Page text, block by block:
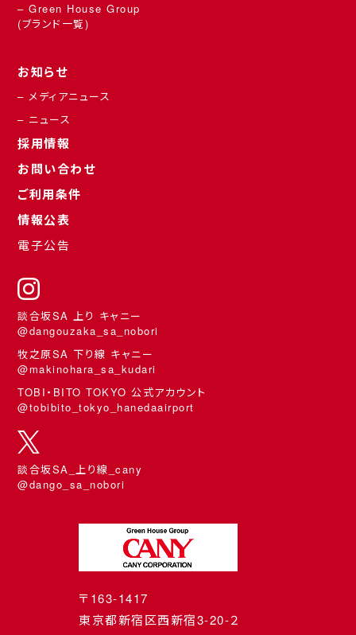
〒163-1417
東京都新宿区西新宿3-20-２
– Green House Group
(ブランド一覧)
お知らせ
– メディアニュース
– ニュース
採用情報
お問い合わせ
ご利用条件
情報公表
電子公告
談合坂SA 上り キャニー
@dangouzaka_sa_nobori
牧之原SA 下り線 キャニー
@makinohara_sa_kudari
TOBI・BITO TOKYO 公式アカウント
@tobibito_tokyo_hanedaairport
談合坂SA_上り線_cany
@dango_sa_nobori